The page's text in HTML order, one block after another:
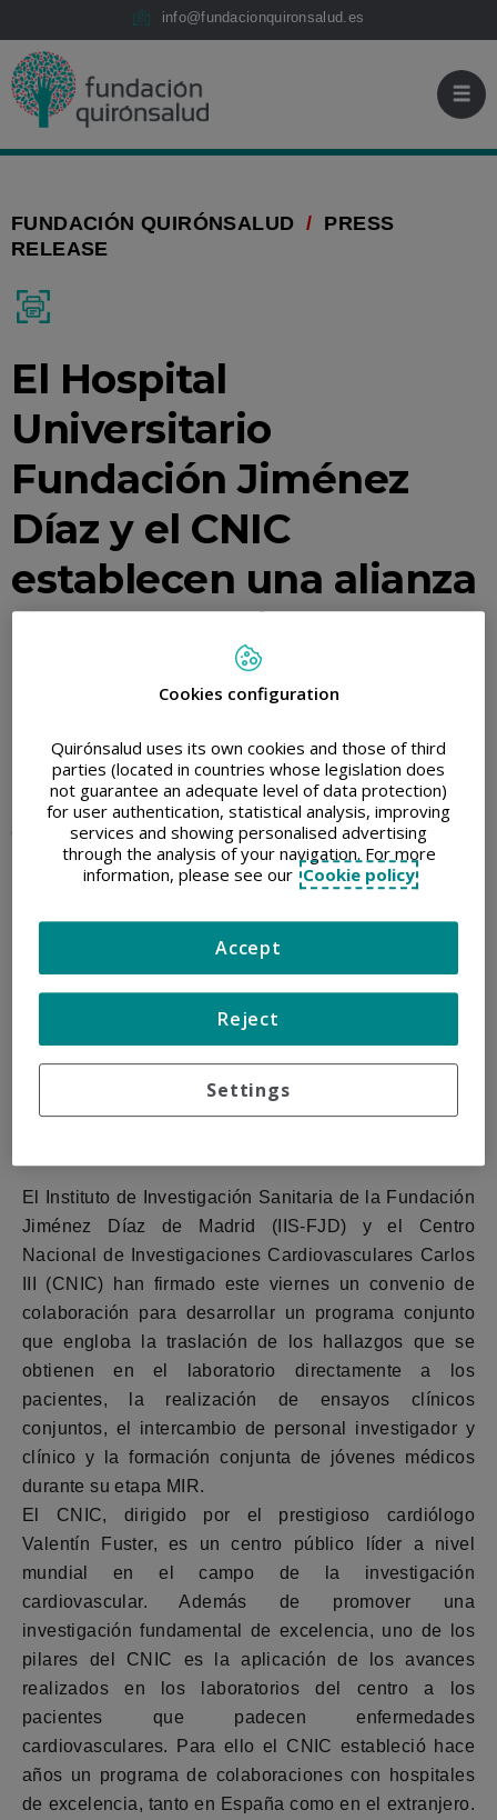
Quirónsalud
to
content
info@fundacionquironsalud.es
FUNDACIÓN QUIRÓNSALUD / PRESS
RELEASE
PRINT
El Hospital
Universitario
Fundación Jiménez
Díaz y el CNIC
establecen una alianza
para potenciar la
investigación en las
enfermedades del
corazón
8/01/2016
El Instituto de Investigación Sanitaria de la Fundación
Jiménez Díaz de Madrid (IIS-FJD) y el Centro
Nacional de Investigaciones Cardiovasculares Carlos
III (CNIC) han firmado este viernes un convenio de
colaboración para desarrollar un programa conjunto
que engloba la traslación de los hallazgos que se
obtienen en el laboratorio directamente a los
pacientes, la realización de ensayos clínicos
conjuntos, el intercambio de personal investigador y
clínico y la formación conjunta de jóvenes médicos
durante su etapa MIR.
El CNIC, dirigido por el prestigioso cardiólogo
Valentín Fuster, es un centro público líder a nivel
mundial en el campo de la investigación
cardiovascular. Además de promover una
investigación fundamental de excelencia, uno de los
pilares del CNIC es la aplicación de los avances
realizados en los laboratorios del centro a los
pacientes que padecen enfermedades
cardiovasculares. Para ello el CNIC estableció hace
años un programa de colaboraciones con hospitales
de excelencia, tanto en España como en el extranjero.
Cookies configuration
Quirónsalud uses its own cookies and those of third
parties (located in countries whose legislation does
not guarantee an adequate level of data protection)
for user authentication, statistical analysis, improving
services and showing personalised advertising
through the analysis of your navigation. For more
information, please see our Cookie policy
Settings
Reject
Accept